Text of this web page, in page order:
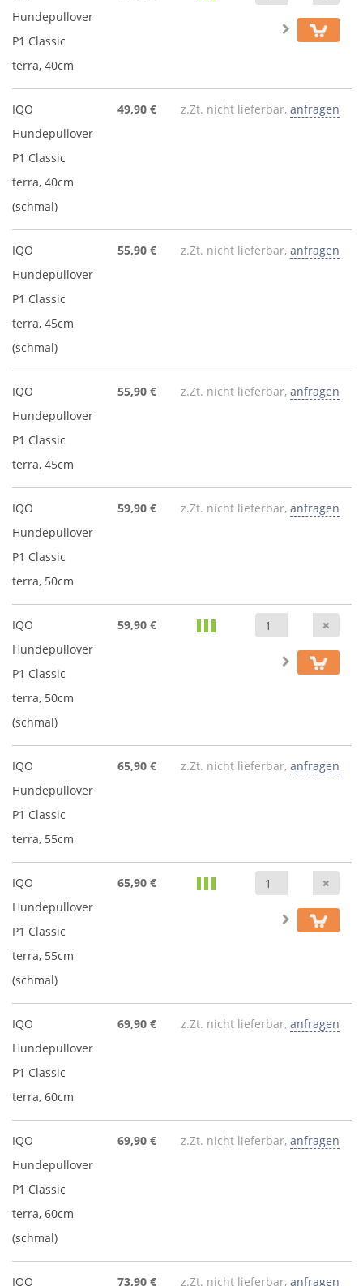
Hundepullover
P1 Classic
terra, 40cm
IQO
Hundepullover
P1 Classic
terra, 40cm
(schmal)
49,90 € z.Zt. nicht lieferbar, anfragen
IQO
Hundepullover
P1 Classic
terra, 45cm
(schmal)
55,90 € z.Zt. nicht lieferbar, anfragen
IQO
Hundepullover
P1 Classic
terra, 45cm
55,90 € z.Zt. nicht lieferbar, anfragen
IQO
Hundepullover
P1 Classic
terra, 50cm
59,90 € z.Zt. nicht lieferbar, anfragen
IQO
Hundepullover
P1 Classic
terra, 50cm
(schmal)
59,90 €
IQO
Hundepullover
P1 Classic
terra, 55cm
65,90 € z.Zt. nicht lieferbar, anfragen
IQO
Hundepullover
P1 Classic
terra, 55cm
(schmal)
65,90 €
IQO
Hundepullover
P1 Classic
terra, 60cm
69,90 € z.Zt. nicht lieferbar, anfragen
IQO
Hundepullover
P1 Classic
terra, 60cm
(schmal)
69,90 € z.Zt. nicht lieferbar, anfragen
IQO 73,90 € z.Zt. nicht lieferbar, anfragen